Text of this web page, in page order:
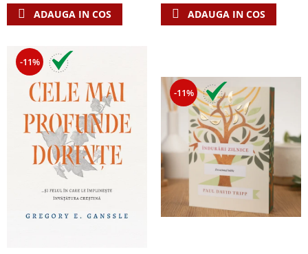
ADAUGA IN COS ADAUGA IN COS
-11%
-11%